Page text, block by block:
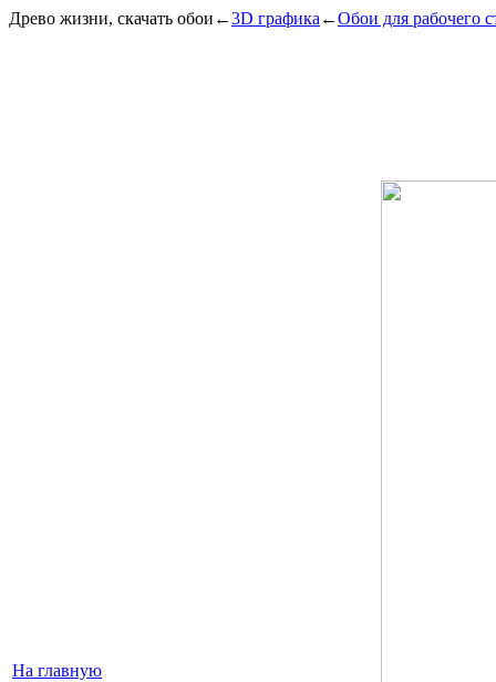
Древо жизни, скачать обои ←3D графика ←Обои для рабочего
На главную